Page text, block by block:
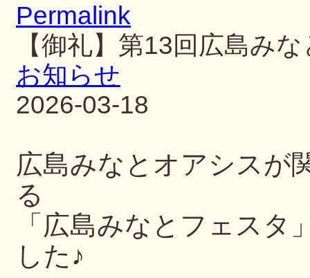
Permalink
【御礼】第13回広島み
お知らせ
2026-03-18
広島みなとオアシスが
る
「広島みなとフェス
した♪